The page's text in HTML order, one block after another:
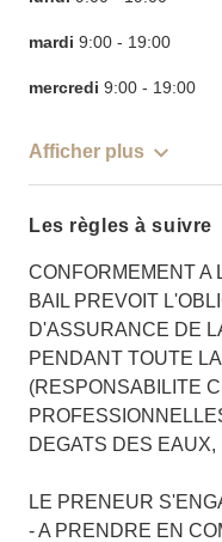
mardi 9:00 - 19:00
mercredi 9:00 - 19:00
Afficher plus
Les règles à suivre
CONFORMEMENT A
BAIL PREVOIT
D'ASSURANCE DE
PENDANT TOUTE
(RESPONSABILITE
DEGATS DES EAUX,
LE PRENEUR
- A PRENDRE EN